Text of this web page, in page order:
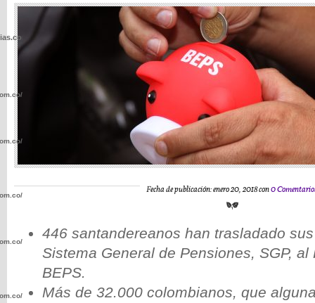
Fecha de publicación: enero 20, 2018 con0
446 santandereanos han trasladado
Sistema General de Pensiones, SGP, al
BEPS.
Más de 32.000 colombianos, que
wp-
wp-
wp-
wp-
wp-
wp-